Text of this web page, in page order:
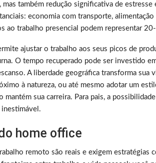
mas também redução significativa de
economia com transporte,
ao trabalho presencial podem representar
ajustar o trabalho aos seus picos de
O tempo recuperado pode ser investido
A liberdade geográfica transforma sua
à natureza, ou até mesmo adotar um
mantém sua carreira. Para pais, a
home office
remoto são reais e exigem estratégias